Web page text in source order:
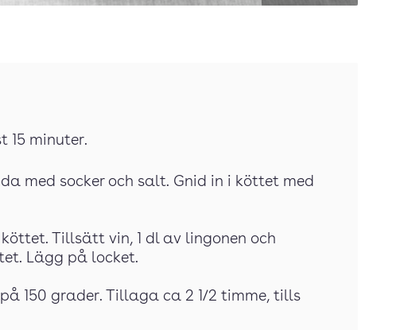
15 minuter.
med socker och salt. Gnid in i köttet med
Tillsätt vin, 1 dl av lingonen och
Lägg på locket.
150 grader. Tillaga ca 2 1/2 timme, tills